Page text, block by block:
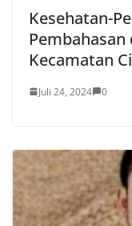
Kesehatan-
Kecamatan
Juli 24, 2024 0